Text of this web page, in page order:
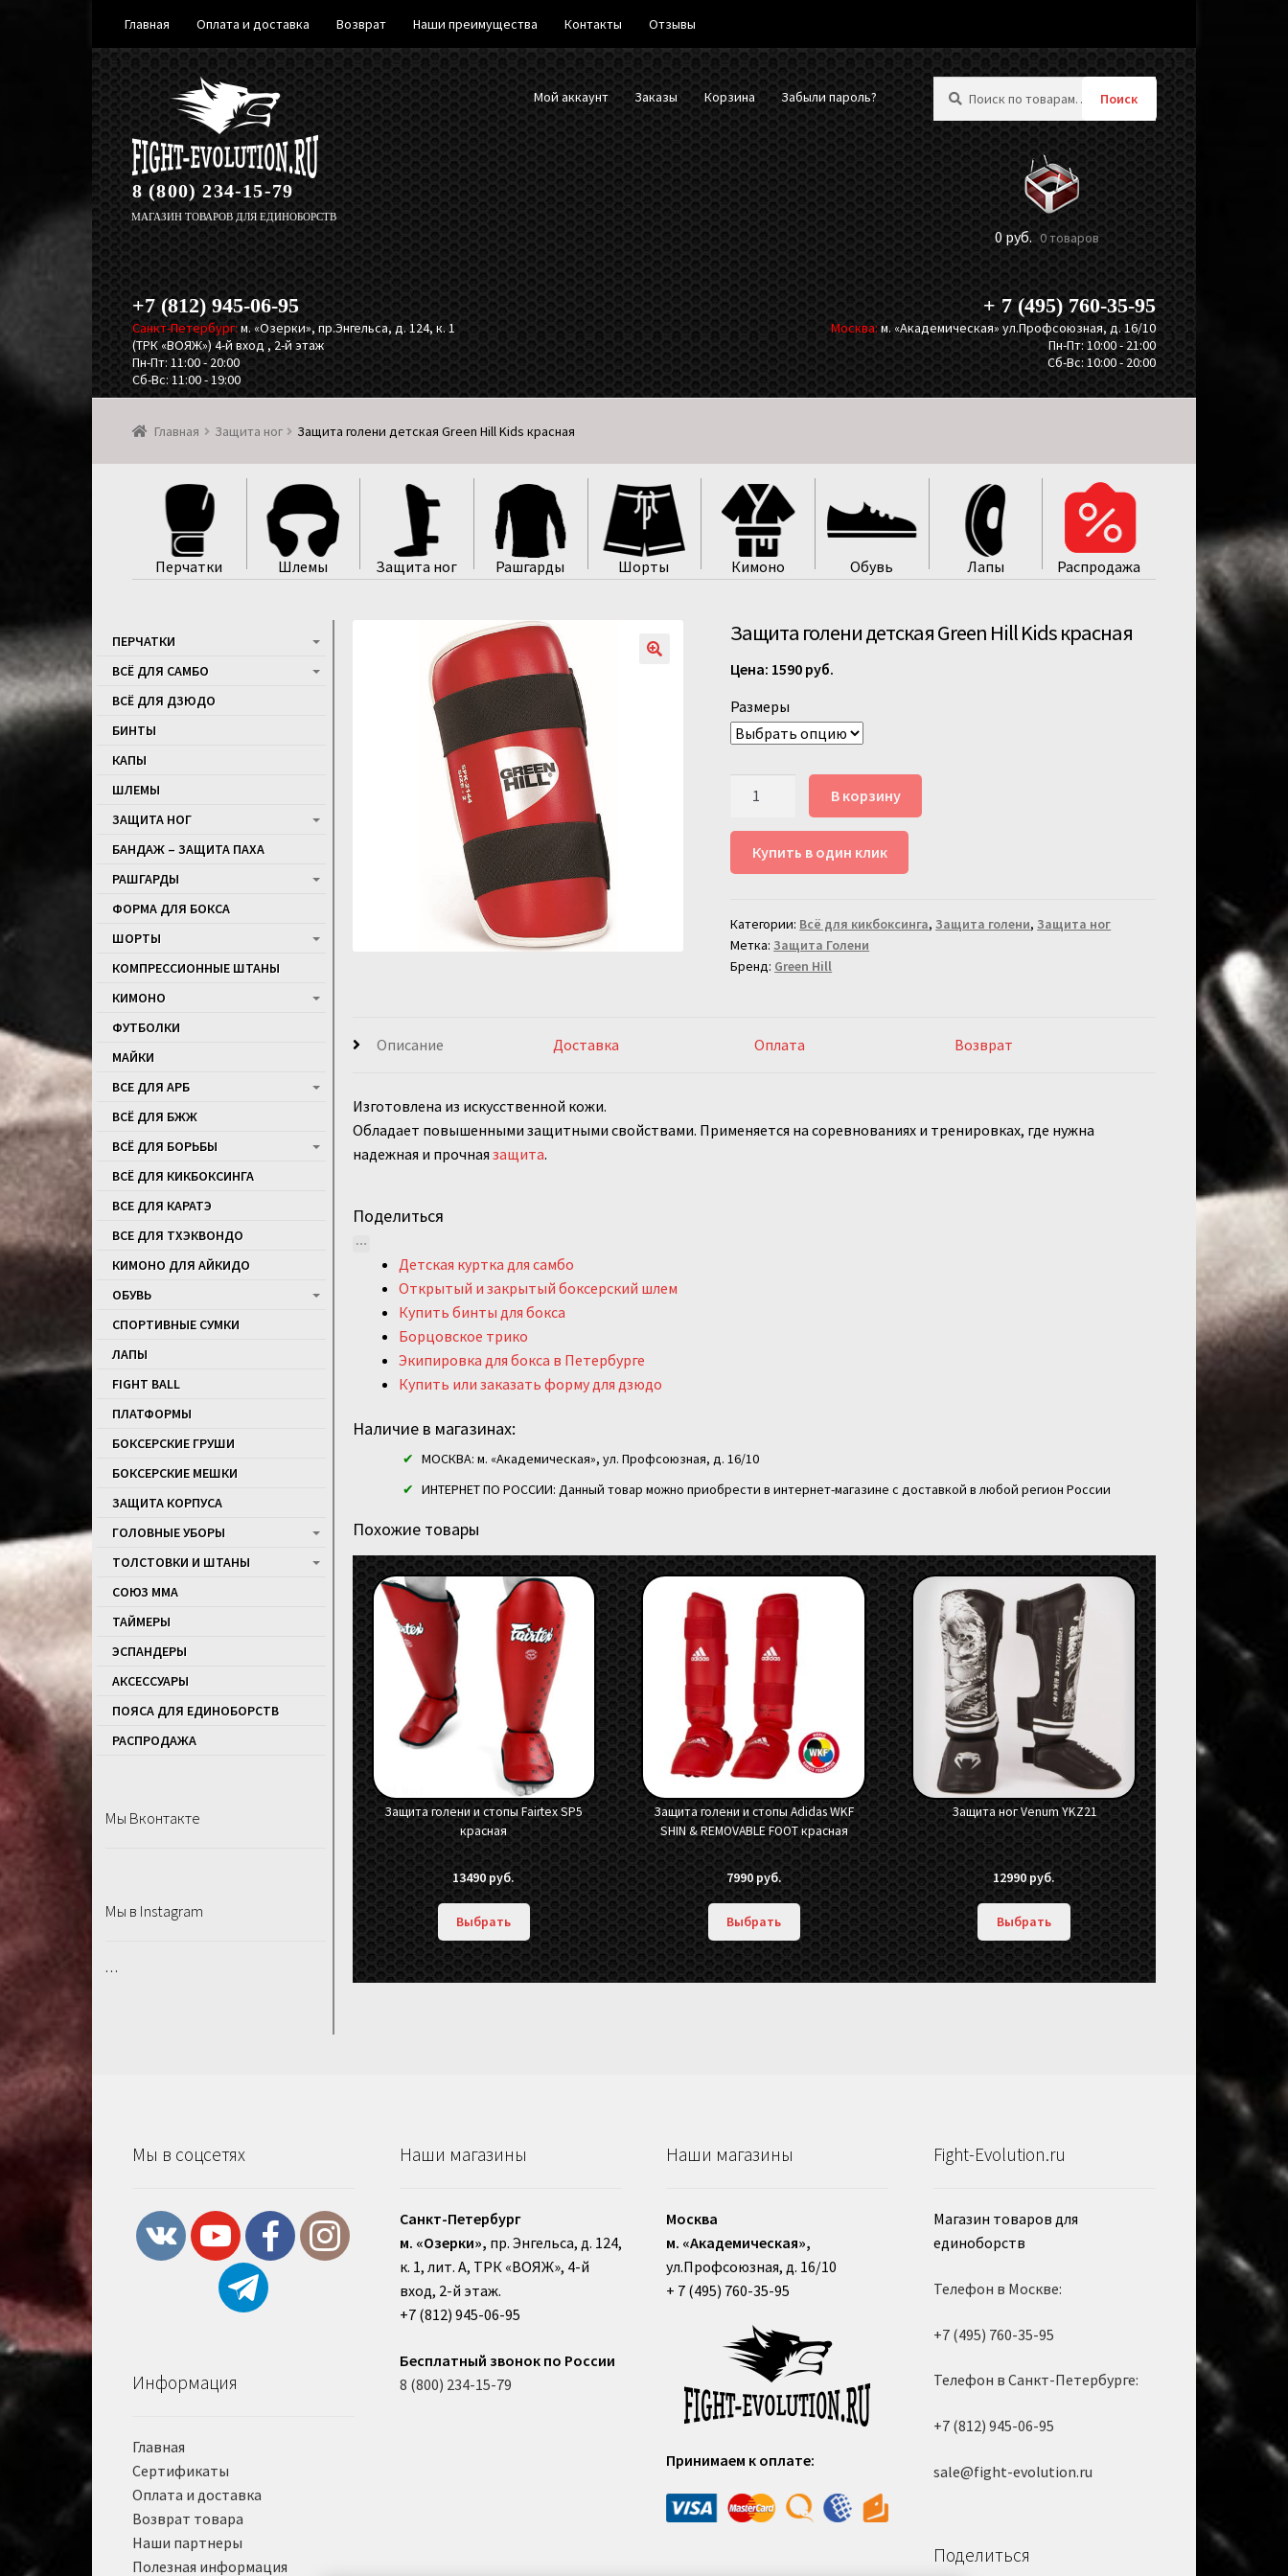
Перейти
к
навигации
Перейти
к
содержимому
Мой аккаунт Заказы Корзина Забыли пароль? Поиск
0руб. 0 товаров
8 (800) 234-15-79
МАГАЗИН ТОВАРОВ ДЛЯ ЕДИНОБОРСТВ
+7 (812) 945-06-95
Санкт-Петербург: м. «Озерки», пр.Энгельса, д. 124, к. 1
(ТРК «ВОЯЖ») 4-й вход , 2-й этаж
Пн-Пт: 11:00 - 20:00
Сб-Вс: 11:00 - 19:00
+ 7 (495) 760-35-95
Москва:м. «Академическая» ул.Профсоюзная, д. 16/10
Пн-Пт: 10:00 - 21:00
Сб-Вс: 10:00 - 20:00
Главная Защита ног Защита голени детская Green Hill Kids красная
Перчатки Шлемы Защита ног Рашгарды Шорты Кимоно Обувь Лапы Распродажa
Защита голени детская Green Hill Kids красная
1590 руб.
Размеры
Защита
голени
Hill
Kids
красная
В корзину
Купить в один клик
Категории: Всё для кикбоксинга,Защита голени,Защита ног
Метка:Защита Голени
Бренд: Green Hill
Описание Доставка Оплата Возврат
Изготовлена из искусственной кожи.
Обладает повышенными защитными свойствами. Применяется на соревнованиях и тренировках, где нужна
надежная и прочная защита.
Поделиться
Детская куртка для самбо
Открытый и закрытый боксерский шлем
Купить бинты для бокса
Борцовское трико
Экипировка для бокса в Петербурге
Купить или заказать форму для дзюдо
Наличие в магазинах:
МОСКВА: м. «Академическая», ул. Профсоюзная, д. 16/10
ИНТЕРНЕТ ПО РОССИИ: Данный товар можно приобрести в интернет-магазине с доставкой в любой регион России
Похожие товары
Защита голени и стопы Fairtex SP5
красная
13490руб.
Выбрать
Защита голени и стопы Adidas WKF
SHIN & REMOVABLE FOOT красная
7990руб.
Выбрать
Защита ног Venum YKZ21
12990руб.
Выбрать
ПЕРЧАТКИ
ВСЁ ДЛЯ САМБО
ВСЁ ДЛЯ ДЗЮДО
БИНТЫ
КАПЫ
ШЛЕМЫ
ЗАЩИТА НОГ
БАНДАЖ – ЗАЩИТА ПАХА
РАШГАРДЫ
ФОРМА ДЛЯ БОКСА
ШОРТЫ
КОМПРЕССИОННЫЕ ШТАНЫ
КИМОНО
ФУТБОЛКИ
МАЙКИ
ВСЕ ДЛЯ АРБ
ВСЁ ДЛЯ БЖЖ
ВСЁ ДЛЯ БОРЬБЫ
ВСЁ ДЛЯ КИКБОКСИНГА
ВСЕ ДЛЯ КАРАТЭ
ВСЕ ДЛЯ ТХЭКВОНДО
КИМОНО ДЛЯ АЙКИДО
ОБУВЬ
СПОРТИВНЫЕ СУМКИ
ЛАПЫ
FIGHT BALL
ПЛАТФОРМЫ
БОКСЕРСКИЕ ГРУШИ
БОКСЕРСКИЕ МЕШКИ
ЗАЩИТА КОРПУСА
ГОЛОВНЫЕ УБОРЫ
ТОЛСТОВКИ И ШТАНЫ
СОЮЗ ММА
ТАЙМЕРЫ
ЭСПАНДЕРЫ
АКСЕССУАРЫ
ПОЯСА ДЛЯ ЕДИНОБОРСТВ
РАСПРОДАЖA
Мы Вконтакте
Мы в Instagram
…
Мы в соцсетях
Информация
Главная
Сертификаты
Оплата и доставка
Возврат товара
Наши партнеры
Полезная информация
Наши магазины
Санкт-Петербург
м. «Озерки», пр. Энгельса, д. 124,
к. 1, лит. А, ТРК «ВОЯЖ», 4-й
вход, 2-й этаж.
+7 (812) 945-06-95
Бесплатный звонок по России
8 (800) 234-15-79
Наши магазины
Москва
м. «Академическая»,
ул.Профсоюзная, д. 16/10
+ 7 (495) 760-35-95
Принимаем к оплате:
Fight-Evolution.ru
Магазин товаров для
единоборств
Телефон в Москве:
+7 (495) 760-35-95
Телефон в Санкт-Петербурге:
+7 (812) 945-06-95
sale@fight-evolution.ru
Поделиться
Главная Оплата и доставка Возврат Наши преимущества Контакты Отзывы